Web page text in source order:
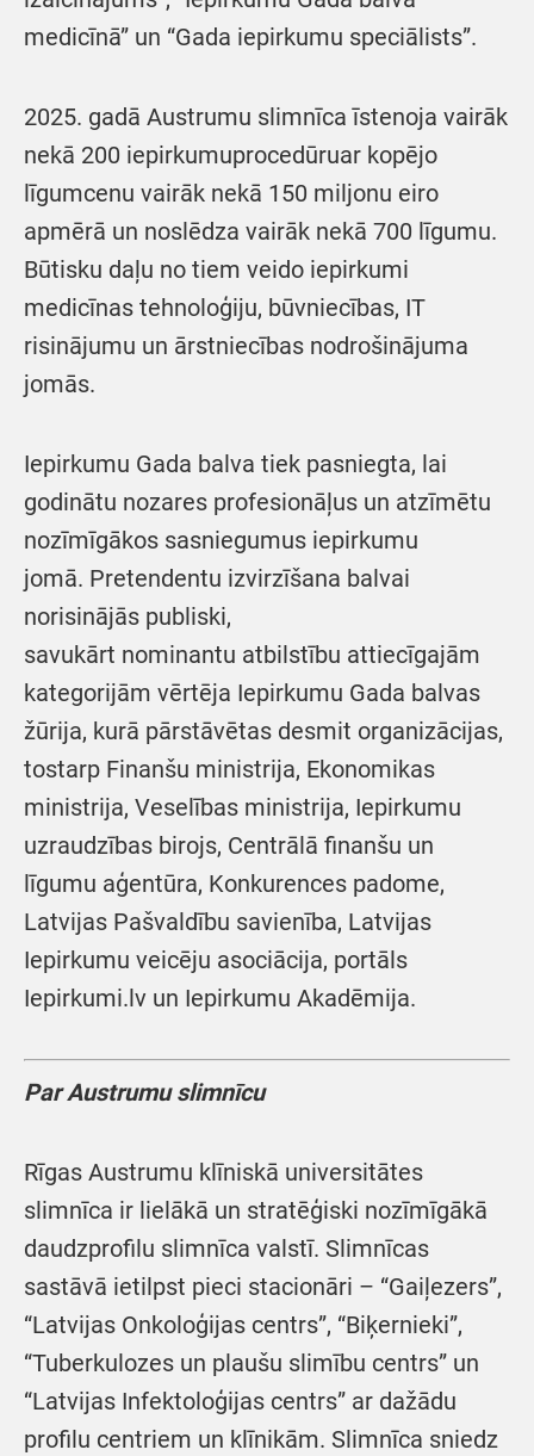
medicīnā” un “Gada iepirkumu speciālists”.
2025. gadā Austrumu slimnīca īstenoja vairāk
nekā 200 iepirkumuprocedūruar kopējo
līgumcenu vairāk nekā 150 miljonu eiro
apmērā un noslēdza vairāk nekā 700 līgumu.
Būtisku daļu no tiem veido iepirkumi
medicīnas tehnoloģiju, būvniecības, IT
risinājumu un ārstniecības nodrošinājuma
jomās.
Iepirkumu Gada balva tiek pasniegta, lai
godinātu nozares profesionāļus un atzīmētu
nozīmīgākos sasniegumus iepirkumu
jomā. Pretendentu izvirzīšana balvai
norisinājās publiski,
savukārt nominantu atbilstību attiecīgajām
kategorijām vērtēja Iepirkumu Gada balvas
žūrija, kurā pārstāvētas desmit organizācijas,
tostarp Finanšu ministrija, Ekonomikas
ministrija, Veselības ministrija, Iepirkumu
uzraudzības birojs, Centrālā finanšu un
līgumu aģentūra, Konkurences padome,
Latvijas Pašvaldību savienība, Latvijas
Iepirkumu veicēju asociācija, portāls
Iepirkumi.lv un Iepirkumu Akadēmija.
Par Austrumu slimnīcu
Rīgas Austrumu klīniskā universitātes
slimnīca ir lielākā un stratēģiski nozīmīgākā
daudzprofilu slimnīca valstī. Slimnīcas
sastāvā ietilpst pieci stacionāri – “Gaiļezers”,
“Latvijas Onkoloģijas centrs”, “Biķernieki”,
“Tuberkulozes un plaušu slimību centrs” un
“Latvijas Infektoloģijas centrs” ar dažādu
profilu centriem un klīnikām. Slimnīca sniedz